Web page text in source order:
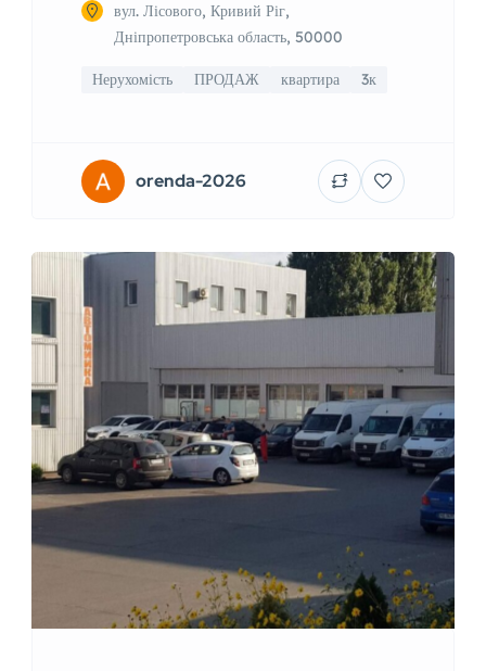
вул. Лісового, Кривий Ріг,
Дніпропетровська область, 50000
Нерухомість ПРОДАЖ квартира 3к
orenda-2026